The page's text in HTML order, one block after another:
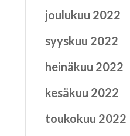
joulukuu 2022
syyskuu 2022
heinäkuu 2022
kesäkuu 2022
toukokuu 2022